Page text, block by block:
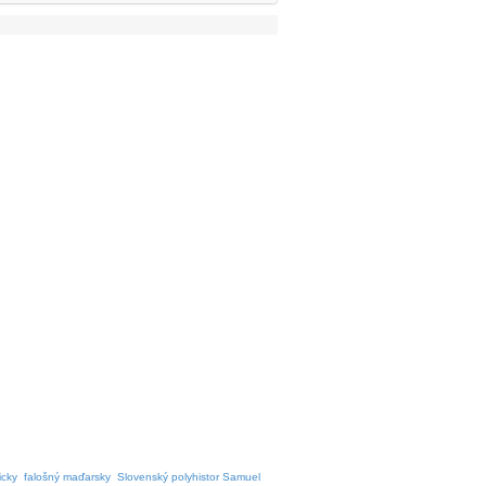
falošný maďarsky Slovenský polyhistor Samuel